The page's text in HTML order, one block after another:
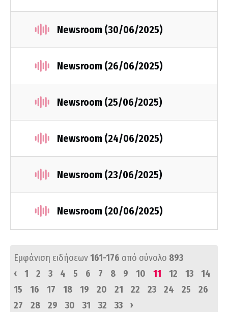
Newsroom (30/06/2025)
Newsroom (26/06/2025)
Newsroom (25/06/2025)
Newsroom (24/06/2025)
Newsroom (23/06/2025)
Newsroom (20/06/2025)
Εμφάνιση ειδήσεων161-176 από σύνολο 893
‹
1 2 3 4 5 6 7 8 9 10 11 12 13
14
15
16 17 18 19 20 21 22 23 24 25
26
27
28 29 30 31 32 33 ›